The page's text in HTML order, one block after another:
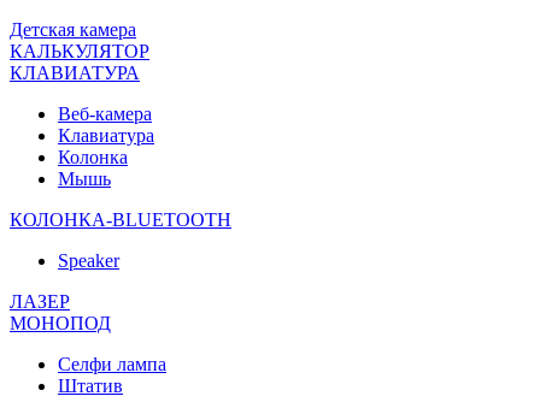
Детская камера
КАЛЬКУЛЯТОР
КЛАВИАТУРА
Веб-камера
Клавиатура
Колонка
Мышь
КОЛОНКА-BLUETOOTH
Speaker
ЛАЗЕР
МОНОПОД
Селфи лампа
Штатив